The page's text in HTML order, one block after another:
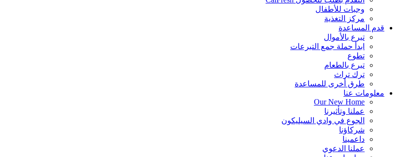
وجبات للأطفال
مركز التغذية
قدم المساعدة
تبرع بالأموال
ابدأ حملة جمع التبرعات
تطوع
تبرع بالطعام
ترك تراث
طرق أخرى للمساعدة
معلومات عنا
Our New Home
عملنا وتأثيرنا
الجوع في وادي السيليكون
شركاؤنا
داعمينا
عملنا الدعوي